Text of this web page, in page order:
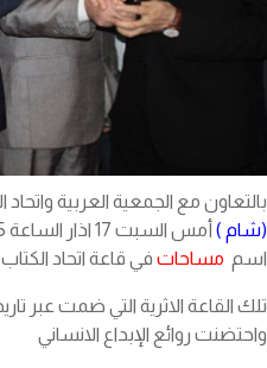
بالتعاون مع الجمعية العربية واتحاد
(شام )
اسم مساحات في قاعة اتحاد
تلك القاعة الاثرية التي ضمت عبر
واحتضنت روائع الإبداع الانساني